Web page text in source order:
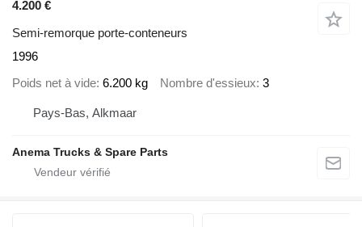
4.200 €
Semi-remorque porte-conteneurs
1996
Poids net à vide 6.200 kg Nombre d'essieux 3
Pays-Bas, Alkmaar
Anema Trucks & Spare Parts